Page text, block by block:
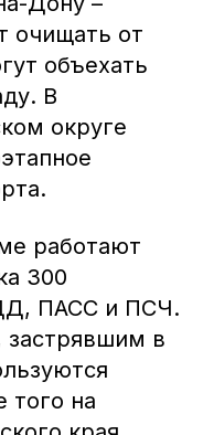
очищать от
объехать
В
округе
работают
300
ПАСС и ПСЧ.
в
того на